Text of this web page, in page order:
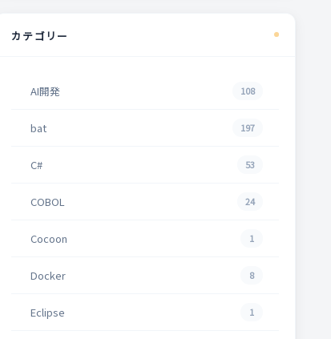
カテゴリー
AI開発 108
bat 197
C# 53
COBOL 24
Cocoon 1
Docker 8
Eclipse 1